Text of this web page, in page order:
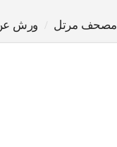
مصحف مرتل ورش عن